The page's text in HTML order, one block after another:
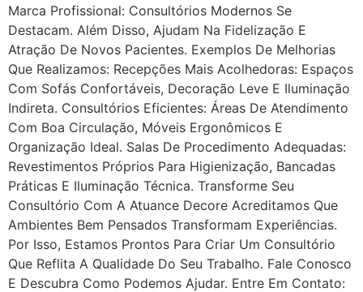
Marca Profissional: Consultórios Modernos Se
Destacam. Além Disso, Ajudam Na Fidelização E
Atração De Novos Pacientes. Exemplos De Melhorias
Que Realizamos: Recepções Mais Acolhedoras: Espaços
Com Sofás Confortáveis, Decoração Leve E Iluminação
Indireta. Consultórios Eficientes: Áreas De Atendimento
Com Boa Circulação, Móveis Ergonômicos E
Organização Ideal. Salas De Procedimento Adequadas:
Revestimentos Próprios Para Higienização, Bancadas
Práticas E Iluminação Técnica. Transforme Seu
Consultório Com A Atuance Decore Acreditamos Que
Ambientes Bem Pensados Transformam Experiências.
Por Isso, Estamos Prontos Para Criar Um Consultório
Que Reflita A Qualidade Do Seu Trabalho. Fale Conosco
E Descubra Como Podemos Ajudar. Entre Em Contato: